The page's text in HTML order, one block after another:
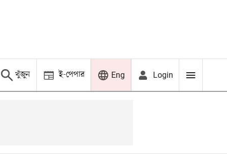
খুঁজুন ই-পেপার Eng Login